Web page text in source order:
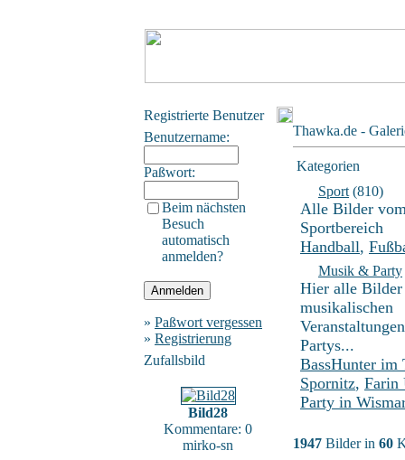
Registrierte Benutzer
Benutzername:
Paßwort:
Beim nächsten
Besuch
automatisch
anmelden?
» Paßwort vergessen
» Registrierung
Zufallsbild
Bild28
Kommentare: 0
mirko-sn
Thawka.de -
Kategorien
Sport (810)
Alle Bilder
Sportbereich
Handball,
Musik & Party
Hier alle
musikalischen
Partys...
BassHunter im
Spornitz, Farin
Party in
1947 Bilder in 60